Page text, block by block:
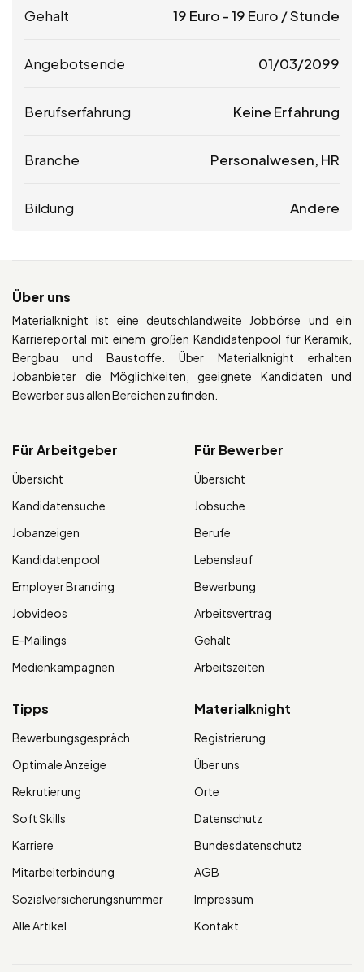
Gehalt 19 Euro -19 Euro / Stunde
Angebotsende 01/03/2099
Berufserfahrung Keine Erfahrung
Branche Personalwesen, HR
Bildung Andere
Über uns
Materialknight ist eine deutschlandweite Jobbörse und ein
Karriereportal mit einem großen Kandidatenpool für Keramik,
Bergbau und Baustoffe. Über Materialknight erhalten
Jobanbieter die Möglichkeiten, geeignete Kandidaten und
Bewerber aus allen Bereichen zu finden.
Für Arbeitgeber
Übersicht
Kandidatensuche
Jobanzeigen
Kandidatenpool
Employer Branding
Jobvideos
E-Mailings
Medienkampagnen
Für Bewerber
Übersicht
Jobsuche
Berufe
Lebenslauf
Bewerbung
Arbeitsvertrag
Gehalt
Arbeitszeiten
Tipps
Bewerbungsgespräch
Optimale Anzeige
Rekrutierung
Soft Skills
Karriere
Mitarbeiterbindung
Sozialversicherungsnummer
Alle Artikel
Materialknight
Registrierung
Über uns
Orte
Datenschutz
Bundesdatenschutz
AGB
Impressum
Kontakt